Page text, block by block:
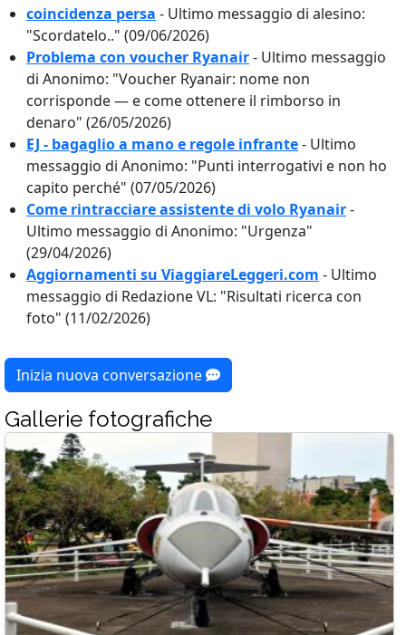
coincidenza persa - Ultimo messaggio di alesino:
"Scordatelo.." (09/06/2026)
Problema con voucher Ryanair- Ultimo messaggio
di Anonimo: "Voucher Ryanair: nome non
corrisponde — e come ottenere il rimborso in
denaro" (26/05/2026)
EJ - bagaglio a mano e regole infrante- Ultimo
messaggio di Anonimo: "Punti interrogativi e non ho
capito perché" (07/05/2026)
Come rintracciare assistente di volo Ryanair-
Ultimo messaggio di Anonimo: "Urgenza"
(29/04/2026)
Aggiornamenti su ViaggiareLeggeri.com - Ultimo
messaggio di Redazione VL: "Risultati ricerca con
foto" (11/02/2026)
Inizia nuova conversazione
Gallerie fotografiche